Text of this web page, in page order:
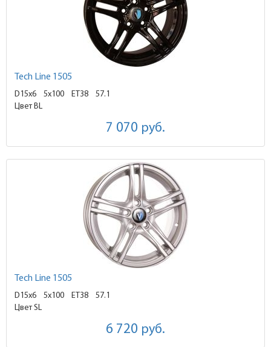
Tech Line 1505
D15x6 5x100 ET38
57.1
Цвет BL
7 070 руб.
Tech Line 1505
D15x6 5x100 ET38
57.1
Цвет SL
6 720 руб.